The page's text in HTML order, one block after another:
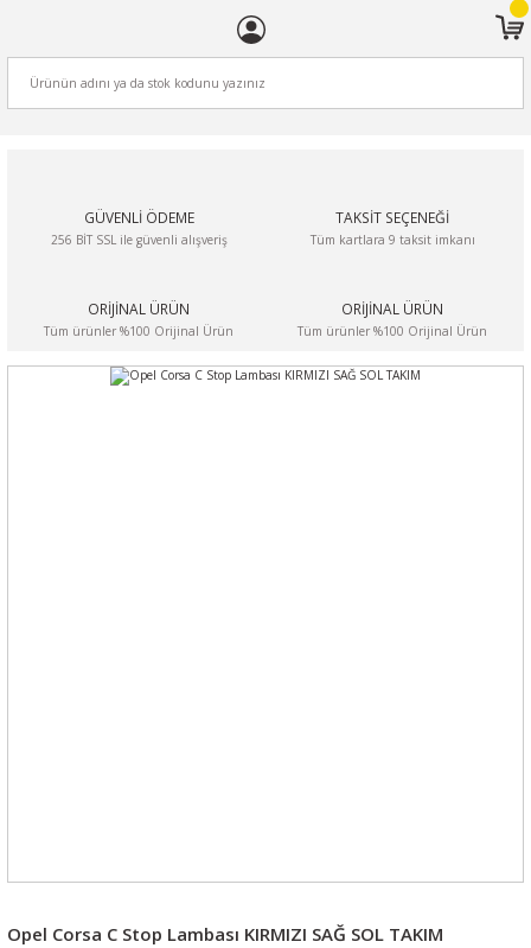
GÜVENLİ ÖDEME
256 BİT SSL ile güvenli alışveriş
TAKSİT SEÇENEĞİ
Tüm kartlara 9 taksit imkanı
ORİJİNAL ÜRÜN
Tüm ürünler %100 Orijinal Ürün
ORİJİNAL ÜRÜN
Tüm ürünler %100 Orijinal Ürün
Opel Corsa C Stop Lambası KIRMIZI SAĞ SOL TAKIM